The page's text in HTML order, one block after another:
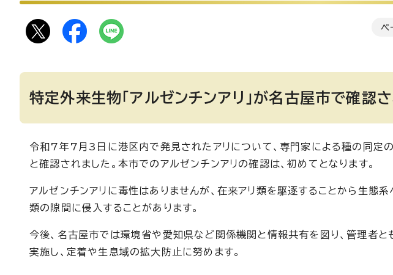
ペ
特定外来生物「アルゼンチンアリ」が名古屋市で確認
令和7年7月3日に港区内で発見されたアリについて、専門家による種の同定の
と確認されました。本市でのアルゼンチンアリの確認は、初めてとなります。
アルゼンチンアリに毒性はありませんが、在来アリ類を駆逐することから生態
類の隙間に侵入することがあります。
今後、名古屋市では環境省や愛知県など関係機関と情報共有を図り、管理者
実施し、定着や生息域の拡大防止に努めます。